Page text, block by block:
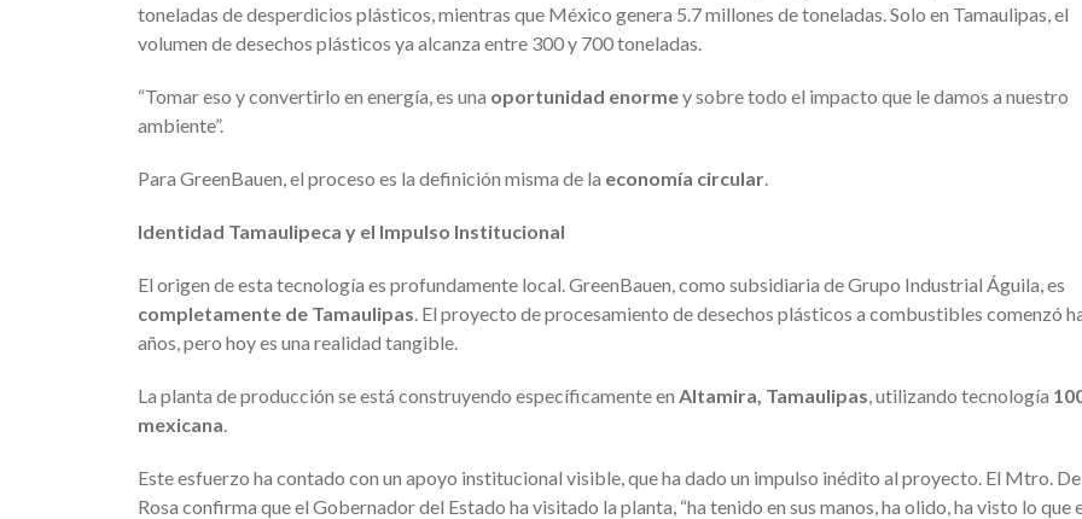
toneladas de desperdicios plásticos, mientras que México genera 5.7 millones de toneladas. Solo en Tamaulipas, el
volumen de desechos plásticos ya alcanza entre 300 y 700 toneladas.
“Tomar eso y convertirlo en energía, es una oportunidad enormey sobre todo el impacto que le damos a nuestro
ambiente”.
Para GreenBauen, el proceso es la definición misma de la economía circular.
Identidad Tamaulipeca y el Impulso Institucional
El origen de esta tecnología es profundamente local. GreenBauen, como subsidiaria de Grupo Industrial Águila, es
completamente de Tamaulipas. El proyecto de procesamiento de desechos plásticos a combustibles comenzó
años, pero hoy es una realidad tangible.
La planta de producción se está construyendo específicamente en Altamira, Tamaulipas, utilizando tecnología
mexicana.
Este esfuerzo ha contado con un apoyo institucional visible, que ha dado un impulso inédito al proyecto. El Mtro.
Rosa confirma que el Gobernador del Estado ha visitado la planta, “ha tenido en sus manos, ha olido, ha visto lo que